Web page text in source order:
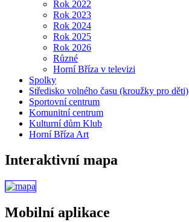
Rok 2022
Rok 2023
Rok 2024
Rok 2025
Rok 2026
Různé
Horní Bříza v televizi
Spolky
Středisko volného času (kroužky pro děti)
Sportovní centrum
Komunitní centrum
Kulturní dům Klub
Horní Bříza Art
Interaktivní mapa
Mobilní aplikace